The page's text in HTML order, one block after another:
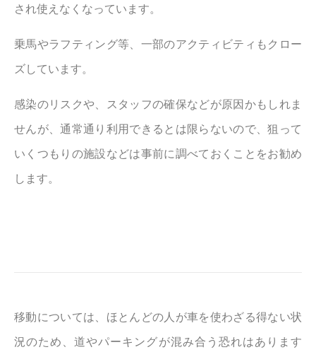
され使えなくなっています。
乗馬やラフティング等、一部のアクティビティもクロー
ズしています。
感染のリスクや、スタッフの確保などが原因かもしれま
せんが、通常通り利用できるとは限らないので、狙って
いくつもりの施設などは事前に調べておくことをお勧め
します。
移動については、ほとんどの人が車を使わざる得ない状
況のため、道やパーキングが混み合う恐れはあります